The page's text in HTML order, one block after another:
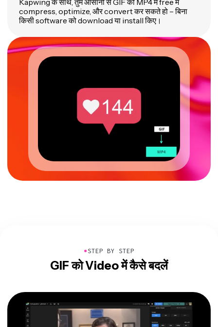
Kapwing के साथ, तुम आसानी से GIF को MP4 में free में
compress, optimize, और convert कर सकते हो – बिना
किसी software को download या install किए।
●STEP BY STEP
GIF को Video में कैसे बदलें